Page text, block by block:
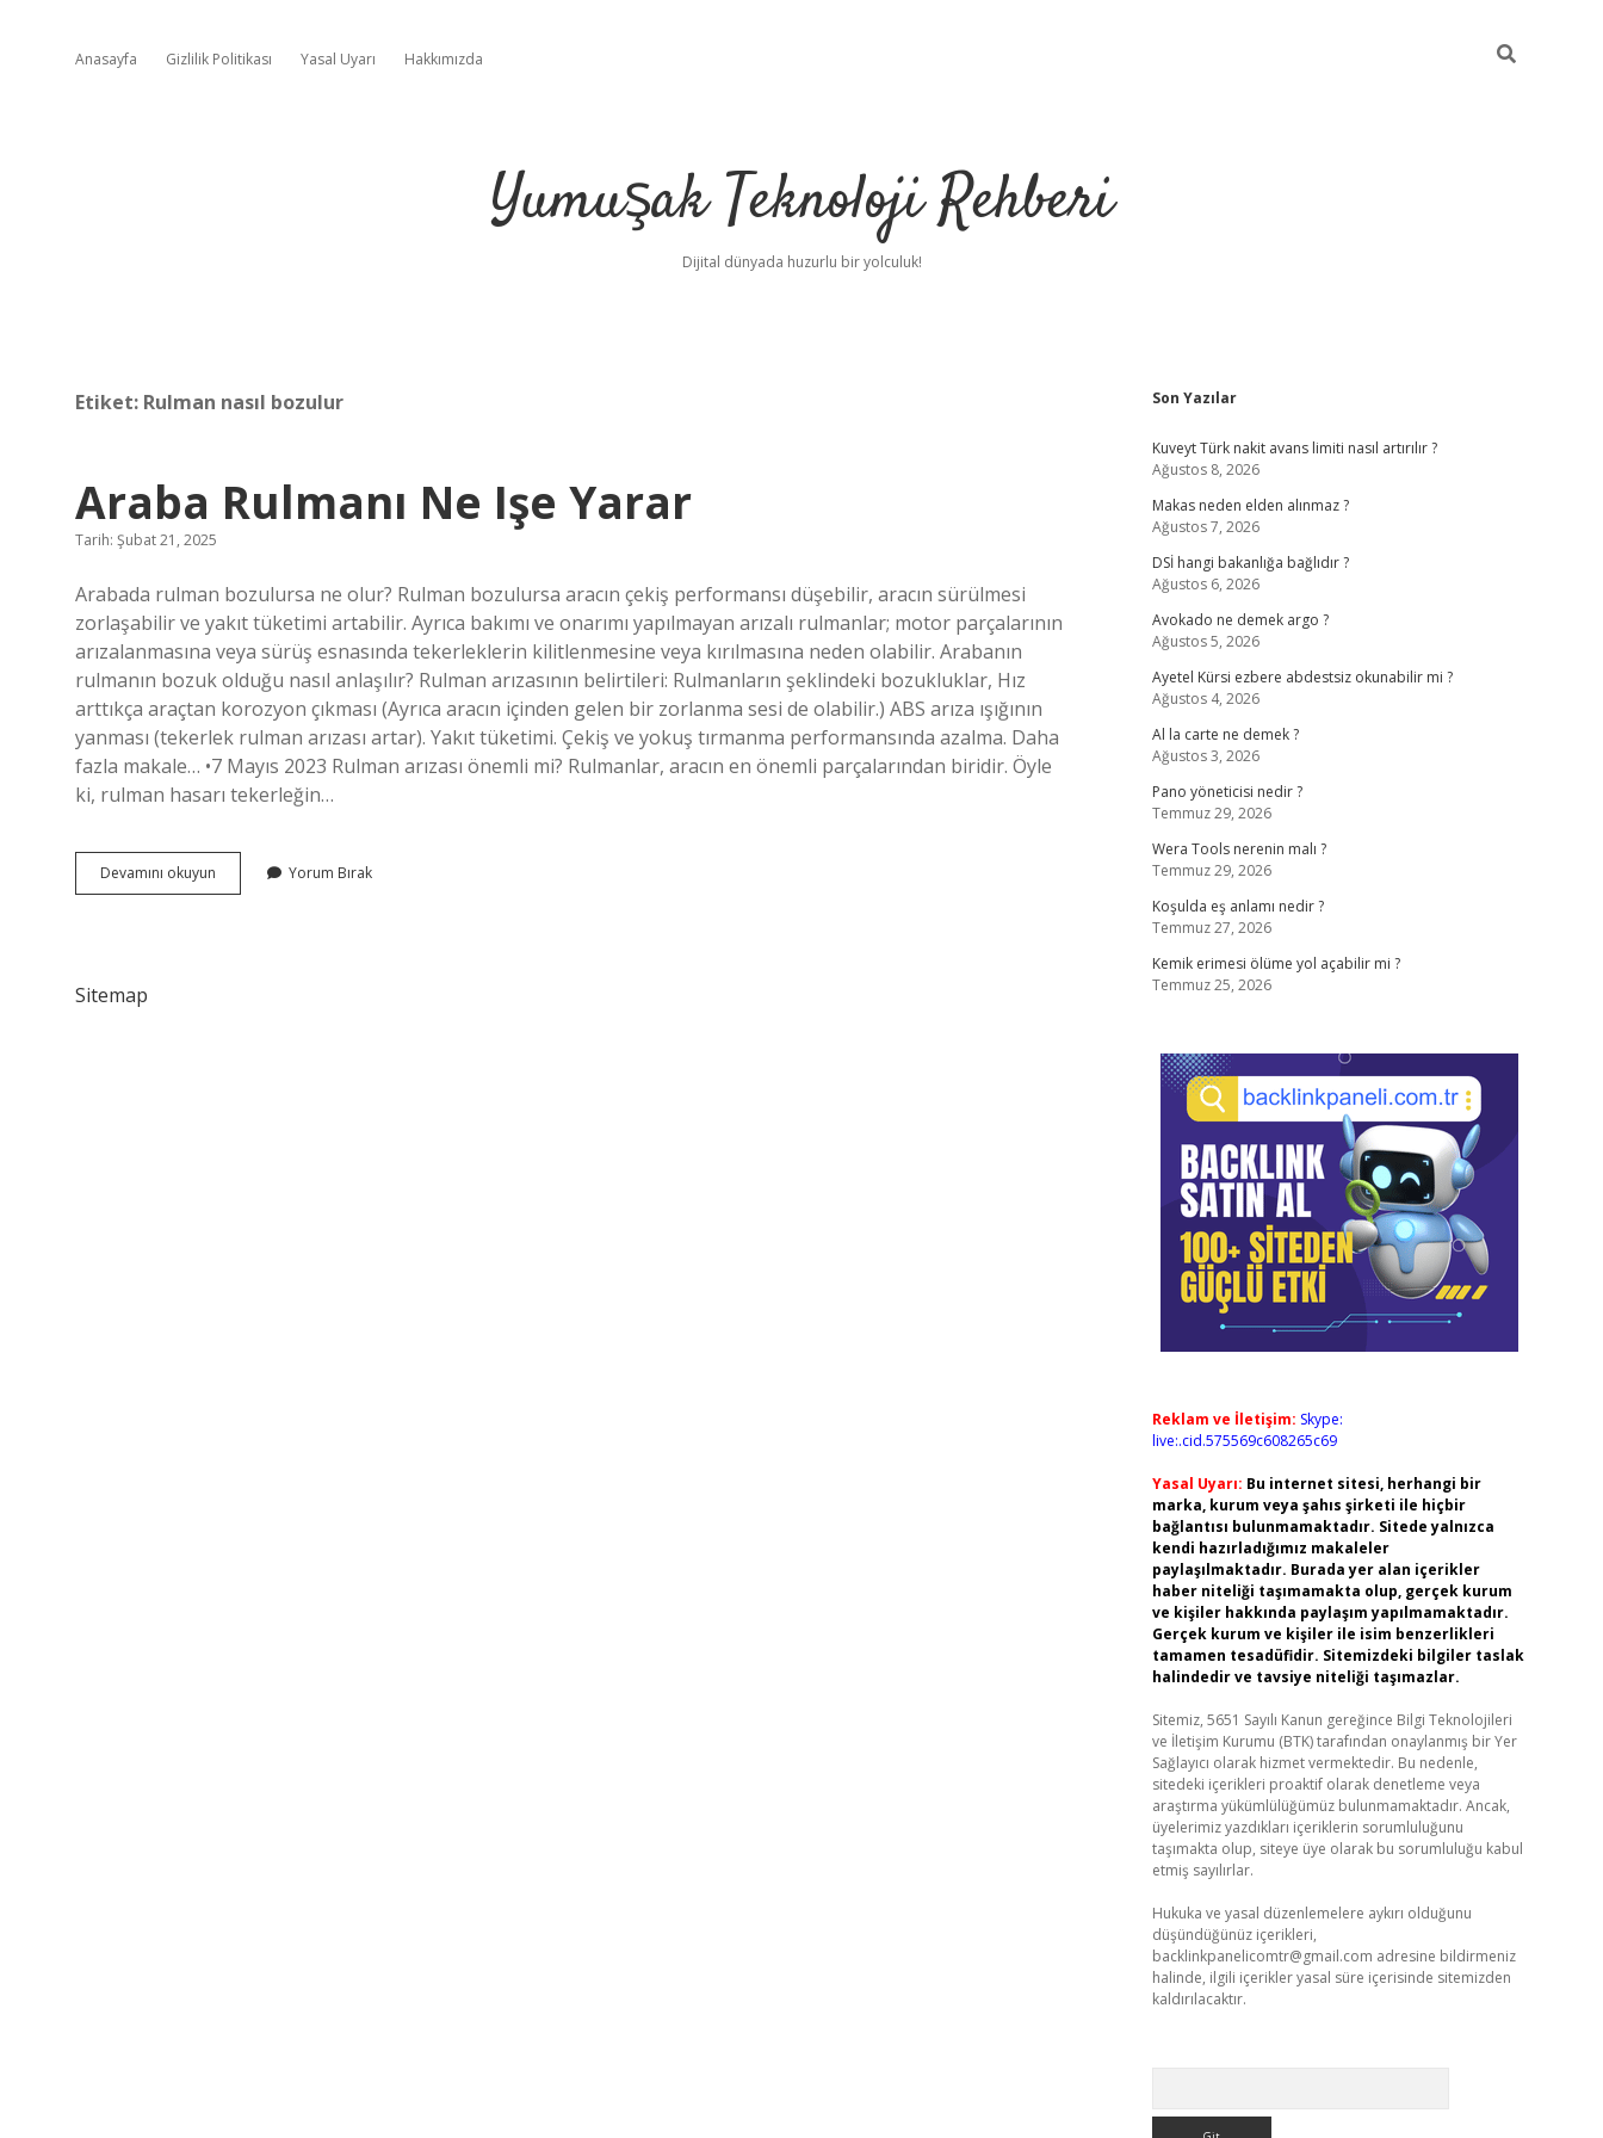
Anasayfa Gizlilik Politikası Yasal Uyarı Hakkımızda
Yumuşak Teknoloji Rehberi
Dijital dünyada huzurlu bir yolculuk!
Etiket: Rulman nasıl bozulur
Araba Rulmanı Ne Işe Yarar
Tarih: Şubat 21, 2025
Arabada rulman bozulursa ne olur? Rulman bozulursa aracın çekiş performansı düşebilir, aracın sürülmesi
zorlaşabilir ve yakıt tüketimi artabilir. Ayrıca bakımı ve onarımı yapılmayan arızalı rulmanlar; motor parçalarının
arızalanmasına veya sürüş esnasında tekerleklerin kilitlenmesine veya kırılmasına neden olabilir. Arabanın
rulmanın bozuk olduğu nasıl anlaşılır? Rulman arızasının belirtileri: Rulmanların şeklindeki bozukluklar, Hız
arttıkça araçtan korozyon çıkması (Ayrıca aracın içinden gelen bir zorlanma sesi de olabilir.) ABS arıza ışığının
yanması (tekerlek rulman arızası artar). Yakıt tüketimi. Çekiş ve yokuş tırmanma performansında azalma. Daha
fazla makale… •7 Mayıs 2023 Rulman arızası önemli mi? Rulmanlar, aracın en önemli parçalarından biridir. Öyle
ki, rulman hasarı tekerleğin…
Devamını okuyun
Rulmanı
Yorum Bırak
Sitemap
Sidebar
Son Yazılar
Kuveyt Türk nakit avans limiti nasıl artırılır ?
Ağustos 8, 2026
Makas neden elden alınmaz ?
Ağustos 7, 2026
DSİ hangi bakanlığa bağlıdır ?
Ağustos 6, 2026
Avokado ne demek argo ?
Ağustos 5, 2026
Ayetel Kürsi ezbere abdestsiz okunabilir mi ?
Ağustos 4, 2026
Al la carte ne demek ?
Ağustos 3, 2026
Pano yöneticisi nedir ?
Temmuz 29, 2026
Wera Tools nerenin malı ?
Temmuz 29, 2026
Koşulda eş anlamı nedir ?
Temmuz 27, 2026
Kemik erimesi ölüme yol açabilir mi ?
Temmuz 25, 2026
Reklam ve İletişim: Skype:
live:.cid.575569c608265c69
Yasal Uyarı: Bu internet sitesi, herhangi bir
marka, kurum veya şahıs şirketi ile hiçbir
bağlantısı bulunmamaktadır. Sitede yalnızca
kendi hazırladığımız makaleler
paylaşılmaktadır. Burada yer alan içerikler
haber niteliği taşımamakta olup, gerçek kurum
ve kişiler hakkında paylaşım yapılmamaktadır.
Gerçek kurum ve kişiler ile isim benzerlikleri
tamamen tesadüfidir. Sitemizdeki bilgiler taslak
halindedir ve tavsiye niteliği taşımazlar.
Sitemiz, 5651 Sayılı Kanun gereğince Bilgi Teknolojileri
ve İletişim Kurumu (BTK) tarafından onaylanmış bir Yer
Sağlayıcı olarak hizmet vermektedir. Bu nedenle,
sitedeki içerikleri proaktif olarak denetleme veya
araştırma yükümlülüğümüz bulunmamaktadır. Ancak,
üyelerimiz yazdıkları içeriklerin sorumluluğunu
taşımakta olup, siteye üye olarak bu sorumluluğu kabul
etmiş sayılırlar.
Hukuka ve yasal düzenlemelere aykırı olduğunu
düşündüğünüz içerikleri,
backlinkpanelicomtr@gmail.com adresine bildirmeniz
halinde, ilgili içerikler yasal süre içerisinde sitemizden
kaldırılacaktır.